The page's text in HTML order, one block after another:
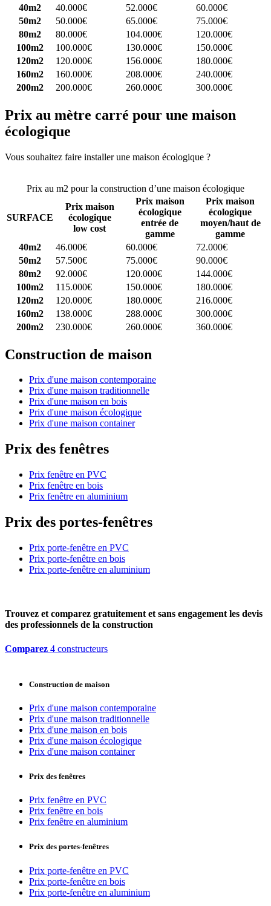
40m2
40.000€ 52.000€
60.000€
50m2
50.000€ 65.000€
75.000€
80m2
80.000€ 104.000€
120.000€
100m2
100.000€ 130.000€
150.000€
120m2
120.000€ 156.000€
180.000€
160m2
160.000€ 208.000€
240.000€
200m2
200.000€ 260.000€ 300.000€
Prix au mètre carré pour une maison
écologique
Vous souhaitez faire installer une maison écologique ?
Prix au m2 pour la construction d’une maison écologique
SURFACE
Prix maison
écologique
low cost
Prix maison
écologique
entrée de
gamme
Prix maison
écologique
moyen/haut de
gamme
40m2
46.000€ 60.000€
72.000€
50m2
57.500€ 75.000€
90.000€
80m2
92.000€ 120.000€
144.000€
100m2
115.000€ 150.000€
180.000€
120m2
120.000€ 180.000€
216.000€
160m2
138.000€ 288.000€
300.000€
200m2
230.000€ 260.000€ 360.000€
Construction de maison
Prix d'une maison contemporaine
Prix d'une maison traditionnelle
Prix d'une maison en bois
Prix d'une maison écologique
Prix d'une maison container
Prix des fenêtres
Prix fenêtre en PVC
Prix fenêtre en bois
Prix fenêtre en aluminium
Prix des portes-fenêtres
Prix porte-fenêtre en PVC
Prix porte-fenêtre en bois
Prix porte-fenêtre en aluminium
Trouvez et comparez gratuitement et sans engagement les devis
des professionnels de la construction
Comparez 4 constructeurs
Construction de maison
Prix d'une maison contemporaine
Prix d'une maison traditionnelle
Prix d'une maison en bois
Prix d'une maison écologique
Prix d'une maison container
Prix des fenêtres
Prix fenêtre en PVC
Prix fenêtre en bois
Prix fenêtre en aluminium
Prix des portes-fenêtres
Prix porte-fenêtre en PVC
Prix porte-fenêtre en bois
Prix porte-fenêtre en aluminium